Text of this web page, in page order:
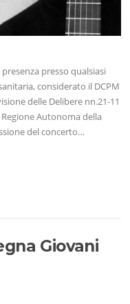
presso qualsiasi
considerato il DCPM
delle Delibere nn.21-11
Regione Autonoma della
del concerto…
Giovani